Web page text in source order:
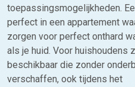
toepassingsmogelijkheden.
perfect in een appartement
zorgen voor perfect onthard
als je huid. Voor huishoudens
beschikbaar die zonder
verschaffen, ook tijdens het